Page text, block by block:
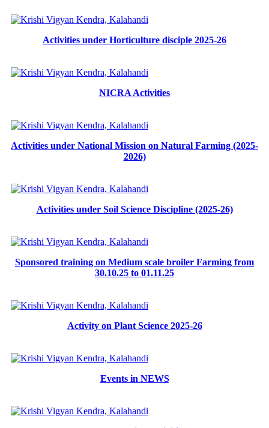
Activities under Horticulture disciple 2025-26
NICRA Activities
Activities under National Mission on Natural Farming (2025-
2026)
Activities under Soil Science Discipline (2025-26)
Sponsored training on Medium scale broiler Farming from
30.10.25 to 01.11.25
Activity on Plant Science 2025-26
Events in NEWS